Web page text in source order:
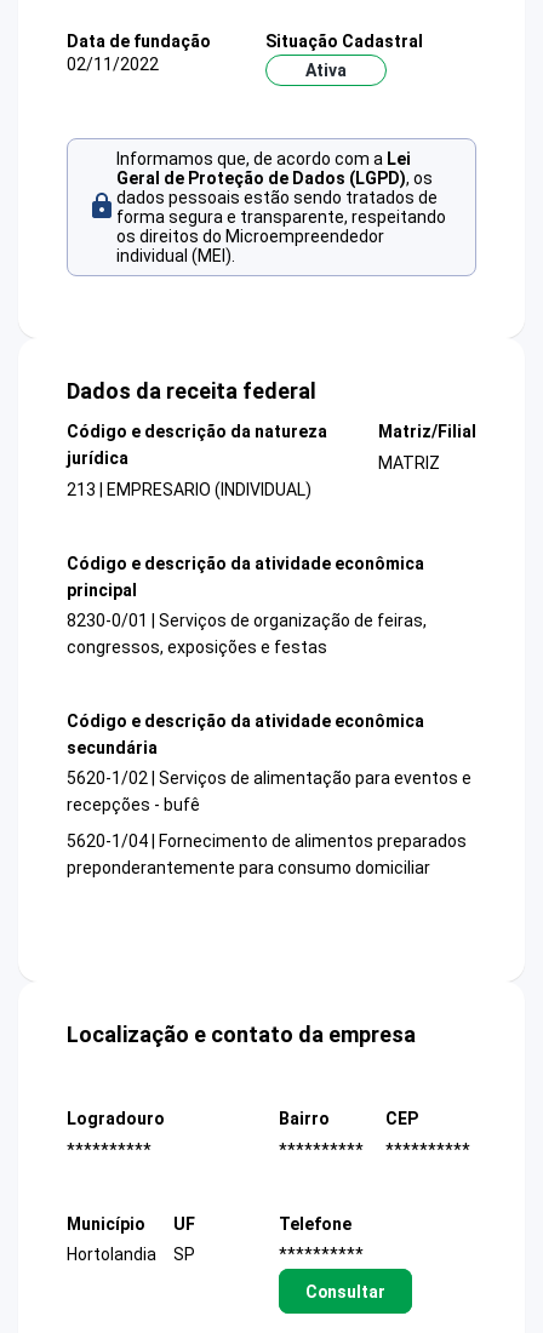
Data de fundação
02/11/2022
Situação Cadastral
Ativa
Informamos que, de acordo com a Lei
Geral de Proteção de Dados (LGPD), os
dados pessoais estão sendo tratados de
forma segura e transparente, respeitando
os direitos do Microempreendedor
individual (MEI).
Dados da receita federal
Código e descrição da natureza
jurídica
213 | EMPRESARIO (INDIVIDUAL)
Matriz/Filial
MATRIZ
Código e descrição da atividade econômica
principal
8230-0/01 | Serviços de organização de feiras,
congressos, exposições e festas
Código e descrição da atividade econômica
secundária
5620-1/02 | Serviços de alimentação para eventos e
recepções - bufê
5620-1/04 | Fornecimento de alimentos preparados
preponderantemente para consumo domiciliar
Localização e contato da empresa
Logradouro
**********
Bairro
**********
CEP
**********
Município
Hortolandia
UF
SP
Telefone
**********
Consultar